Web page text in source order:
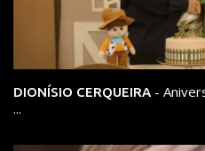
DIONÍSIO CERQUEIRA -
...